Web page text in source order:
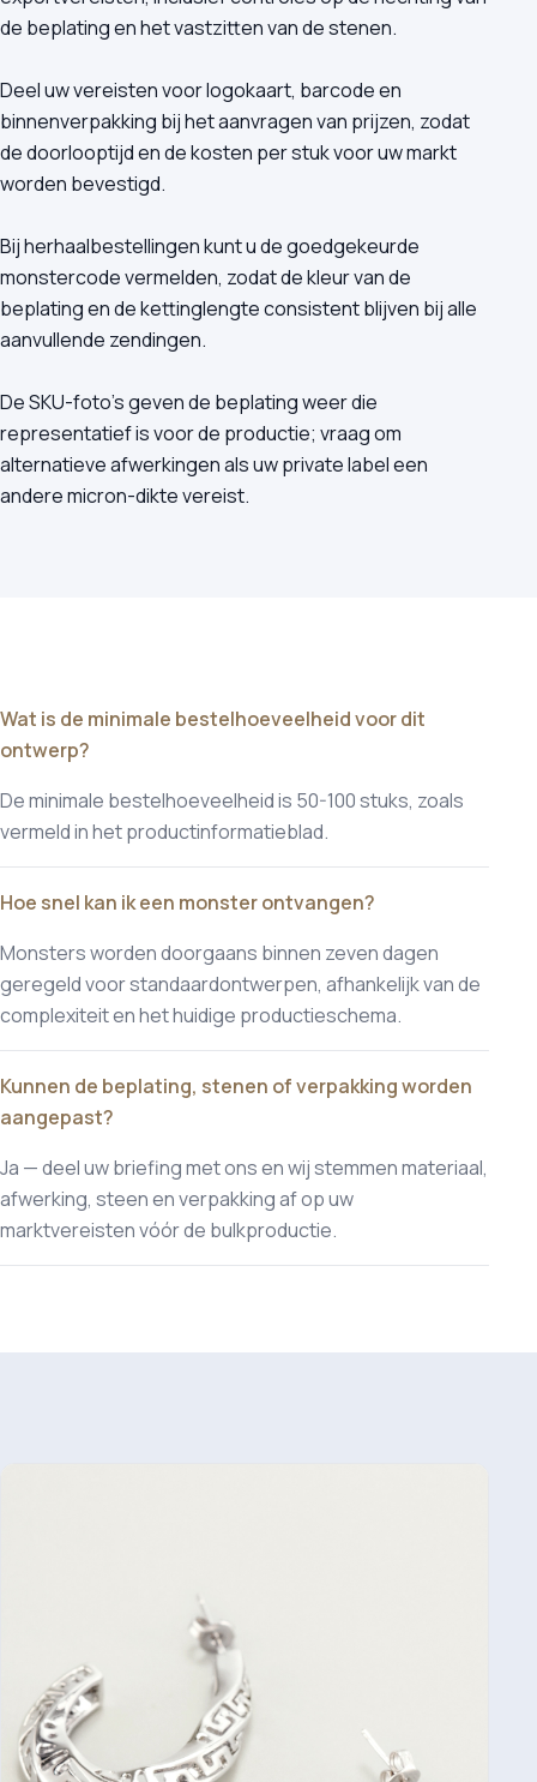
de beplating en het vastzitten van de stenen.
Deel uw vereisten voor logokaart, barcode en
binnenverpakking bij het aanvragen van prijzen, zodat
de doorlooptijd en de kosten per stuk voor uw markt
worden bevestigd.
Bij herhaalbestellingen kunt u de goedgekeurde
monstercode vermelden, zodat de kleur van de
beplating en de kettinglengte consistent blijven bij alle
aanvullende zendingen.
De SKU-foto's geven de beplating weer die
representatief is voor de productie; vraag om
alternatieve afwerkingen als uw private label een
andere micron-dikte vereist.
Wat is de minimale bestelhoeveelheid voor dit
ontwerp?
De minimale bestelhoeveelheid is 50-100 stuks, zoals
vermeld in het productinformatieblad.
Hoe snel kan ik een monster ontvangen?
Monsters worden doorgaans binnen zeven dagen
geregeld voor standaardontwerpen, afhankelijk van de
complexiteit en het huidige productieschema.
Kunnen de beplating, stenen of verpakking worden
aangepast?
Ja — deel uw briefing met ons en wij stemmen materiaal,
afwerking, steen en verpakking af op uw
marktvereisten vóór de bulkproductie.